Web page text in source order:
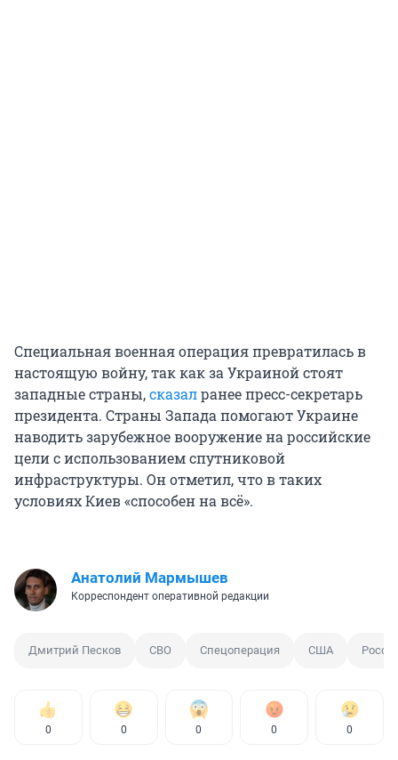
Специальная военная операция превратилась в
настоящую войну, так как за Украиной стоят
западные страны,сказалранее пресс-секретарь
президента. Страны Запада помогают Украине
наводить зарубежное вооружение на российские
цели с использованием спутниковой
инфраструктуры. Он отметил, что в таких
условиях Киев «способен на всё».
Анатолий Мармышев
Корреспондент оперативной редакции
Дмитрий Песков СВО Спецоперация США
0 0 0 0 0